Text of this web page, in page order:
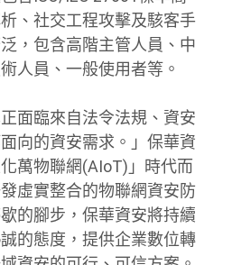
、社交工程攻擊及駭客手
，包含高階主管人員、中
人員、一般使用者等。
面臨來自法令法規、資安
向的資安需求。」保華資
萬物聯網(AIoT)」時代而
虛實整合的物聯網資安防
的腳步，保華資安將持續
的態度，提供企業數位轉